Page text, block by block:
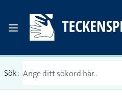
Sök: